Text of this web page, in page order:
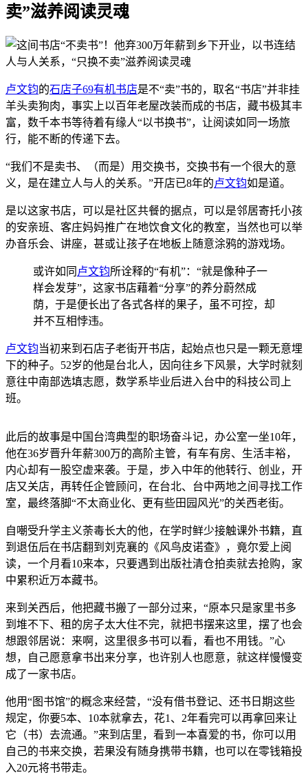
卖”滋养阅读灵魂
卢文钧的石店子69有机书店是不“卖”书的，取名“书店”并非挂
羊头卖狗肉，事实上以百年老屋改装而成的书店，藏书极其丰
富，数千本书等待着有缘人“以书换书”，让阅读如同一场旅
行，能不断的传递下去。
“我们不是卖书、（而是）用交换书，交换书有一个很大的意
义，是在建立人与人的关系。”开店已8年的卢文钧如是道。
是以这家书店，可以是社区共餐的据点，可以是邻居寄托小孩
的安亲班、客庄妈妈推广在地饮食文化的教室，当然也可以举
办音乐会、讲座，甚或让孩子在地板上随意涂鸦的游戏场。
或许如同 卢文钧所诠释的“有机”：“就是像种子一
样会发芽”，这家书店藉着“分享”的养分蔚然成
荫，于是便长出了各式各样的果子，虽不可控，却
并不互相悖违。
卢文钧当初来到石店子老街开书店，起始点也只是一颗无意埋
下的种子。52岁的他是台北人，因向往乡下风景，大学时就刻
意往中南部选填志愿，数学系毕业后进入台中的科技公司上
班。
此后的故事是中国台湾典型的职场奋斗记，办公室一坐10年，
他在36岁晋升年薪300万的高阶主管，有车有房、生活丰裕，
内心却有一股空虚来袭。于是，步入中年的他转行、创业，开
店又关店，再转任企管顾问，在台北、台中两地之间寻找工作
室，最终落脚“不太商业化、更有些田园风光”的关西老街。
自嘲受升学主义荼毒长大的他，在学时鲜少接触课外书籍，直
到退伍后在书店翻到刘克襄的《风鸟皮诺查》，竟尔爱上阅
读，一个月看10来本，只要遇到出版社清仓拍卖就去抢购，家
中累积近万本藏书。
来到关西后，他把藏书搬了一部分过来，“原本只是家里书多
到堆不下、租的房子太大住不完，就把书摆来这里，摆了也会
想跟邻居说：来啊，这里很多书可以看，看也不用钱。”心
想，自己愿意拿书出来分享，也许别人也愿意，就这样慢慢变
成了一家书店。
他用“图书馆”的概念来经营，“没有借书登记、还书日期这些
规定，你要5本、10本就拿去，花1、2年看完可以再拿回来让
它（书）去流通。”来到店里，看到一本喜爱的书，你可以用
自己的书来交换，若果没有随身携带书籍，也可以在零钱箱投
入20元将书带走。